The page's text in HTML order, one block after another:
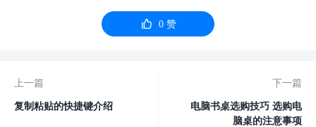
 0赞
上一篇
复制粘贴的快捷键介绍
下一篇
电脑书桌选购技巧 选购电
脑桌的注意事项